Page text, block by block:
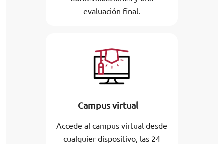
evaluación final.
Campus virtual
Accede al campus virtual desde
cualquier dispositivo, las 24